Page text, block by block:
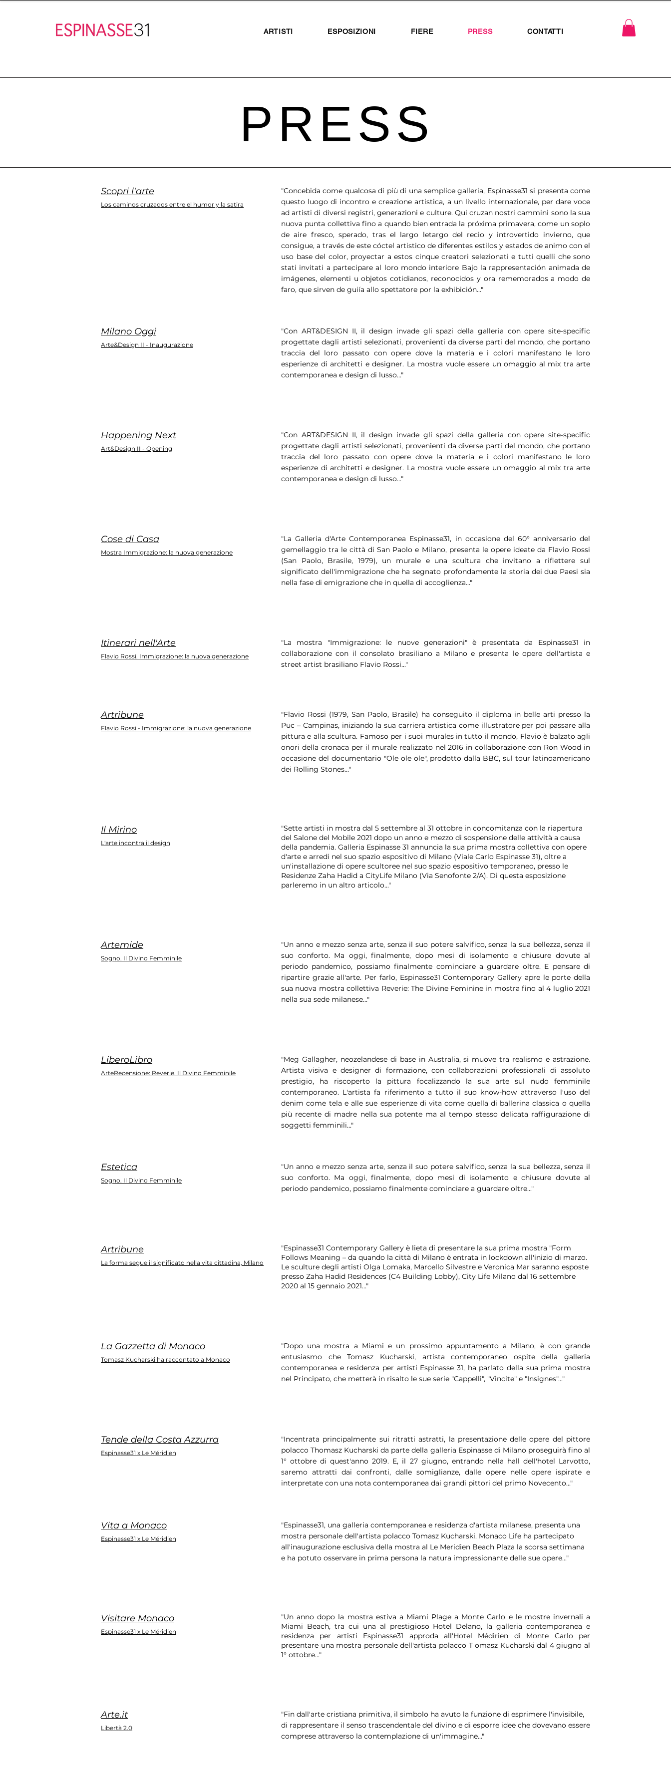
ARTISTI ESPOSIZIONI FIERE PRESS CONTATTI
PRESS
Scopri l'arte
Los caminos cruzados entre el humor y la satira
"Concebida come qualcosa di più di una semplice galleria, Espinasse31 si presenta come
questo luogo di incontro e creazione artistica, a un livello internazionale, per dare voce
ad artisti di diversi registri, generazioni e culture. Qui cruzan nostri cammini sono la sua
nuova punta collettiva fino a quando bien entrada la próxima primavera, come un soplo
de aire fresco, sperado, tras el largo letargo del recio y introvertido invierno, que
consigue, a través de este cóctel artistico de diferentes estilos y estados de animo con el
uso base del color, proyectar a estos cinque creatori selezionati e tutti quelli che sono
stati invitati a partecipare al loro mondo interiore Bajo la rappresentación animada de
imágenes, elementi u objetos cotidianos, reconocidos y ora rememorados a modo de
faro, que sirven de guiía allo spettatore por la exhibición..."
Milano Oggi
Arte&Design II - Inaugurazione
"Con ART&DESIGN II, il design invade gli spazi della galleria con opere site-specific
progettate dagli artisti selezionati, provenienti da diverse parti del mondo, che portano
traccia del loro passato con opere dove la materia e i colori manifestano le loro
esperienze di architetti e designer. La mostra vuole essere un omaggio al mix tra arte
contemporanea e design di lusso..."
Happening Next
Art&Design II - Opening
"Con ART&DESIGN II, il design invade gli spazi della galleria con opere site-specific
progettate dagli artisti selezionati, provenienti da diverse parti del mondo, che portano
traccia del loro passato con opere dove la materia e i colori manifestano le loro
esperienze di architetti e designer. La mostra vuole essere un omaggio al mix tra arte
contemporanea e design di lusso..."
Cose di Casa
Mostra Immigrazione: la nuova generazione
"La Galleria d'Arte Contemporanea Espinasse31, in occasione del 60° anniversario del
gemellaggio tra le città di San Paolo e Milano, presenta le opere ideate da Flavio Rossi
(San Paolo, Brasile, 1979), un murale e una scultura che invitano a riflettere sul
significato dell'immigrazione che ha segnato profondamente la storia dei due Paesi sia
nella fase di emigrazione che in quella di accoglienza..."
Itinerari nell'Arte
Flavio Rossi. Immigrazione: la nuova generazione
"La mostra "Immigrazione: le nuove generazioni" è presentata da Espinasse31 in
collaborazione con il consolato brasiliano a Milano e presenta le opere dell'artista e
street artist brasiliano Flavio Rossi..."
Artribune
Flavio Rossi - Immigrazione: la nuova generazione
"Flavio Rossi (1979, San Paolo, Brasile) ha conseguito il diploma in belle arti presso la
Puc – Campinas, iniziando la sua carriera artistica come illustratore per poi passare alla
pittura e alla scultura. Famoso per i suoi murales in tutto il mondo, Flavio è balzato agli
onori della cronaca per il murale realizzato nel 2016 in collaborazione con Ron Wood in
occasione del documentario "Ole ole ole", prodotto dalla BBC, sul tour latinoamericano
dei Rolling Stones..."
Il Mirino
L'arte incontra il design
"Sette artisti in mostra dal 5 settembre al 31 ottobre in concomitanza con la riapertura
del Salone del Mobile 2021 dopo un anno e mezzo di sospensione delle attività a causa
della pandemia. Galleria Espinasse 31 annuncia la sua prima mostra collettiva con opere
d'arte e arredi nel suo spazio espositivo di Milano (Viale Carlo Espinasse 31), oltre a
un'installazione di opere scultoree nel suo spazio espositivo temporaneo, presso le
Residenze Zaha Hadid a CityLife Milano (Via Senofonte 2/A). Di questa esposizione
parleremo in un altro articolo..."
Artemide
Sogno. Il Divino Femminile
"Un anno e mezzo senza arte, senza il suo potere salvifico, senza la sua bellezza, senza il
suo conforto. Ma oggi, finalmente, dopo mesi di isolamento e chiusure dovute al
periodo pandemico, possiamo finalmente cominciare a guardare oltre. E pensare di
ripartire grazie all'arte. Per farlo, Espinasse31 Contemporary Gallery apre le porte della
sua nuova mostra collettiva Reverie: The Divine Feminine in mostra fino al 4 luglio 2021
nella sua sede milanese..."
LiberoLibro
ArteRecensione: Reverie. Il Divino Femminile
"Meg Gallagher, neozelandese di base in Australia, si muove tra realismo e astrazione.
Artista visiva e designer di formazione, con collaborazioni professionali di assoluto
prestigio, ha riscoperto la pittura focalizzando la sua arte sul nudo femminile
contemporaneo. L'artista fa riferimento a tutto il suo know-how attraverso l'uso del
denim come tela e alle sue esperienze di vita come quella di ballerina classica o quella
più recente di madre nella sua potente ma al tempo stesso delicata raffigurazione di
soggetti femminili..."
Estetica
Sogno. Il Divino Femminile
"Un anno e mezzo senza arte, senza il suo potere salvifico, senza la sua bellezza, senza il
suo conforto. Ma oggi, finalmente, dopo mesi di isolamento e chiusure dovute al
periodo pandemico, possiamo finalmente cominciare a guardare oltre..."
Artribune
La forma segue il significato nella vita cittadina, Milano
"Espinasse31 Contemporary Gallery è lieta di presentare la sua prima mostra "Form
Follows Meaning – da quando la città di Milano è entrata in lockdown all'inizio di marzo.
Le sculture degli artisti Olga Lomaka, Marcello Silvestre e Veronica Mar saranno esposte
presso Zaha Hadid Residences (C4 Building Lobby), City Life Milano dal 16 settembre
2020 al 15 gennaio 2021..."
La Gazzetta di Monaco
Tomasz Kucharski ha raccontato a Monaco
"Dopo una mostra a Miami e un prossimo appuntamento a Milano, è con grande
entusiasmo che Tomasz Kucharski, artista contemporaneo ospite della galleria
contemporanea e residenza per artisti Espinasse 31, ha parlato della sua prima mostra
nel Principato, che metterà in risalto le sue serie "Cappelli", "Vincite" e "Insignes"..."
Tende della Costa Azzurra
Espinasse31 x Le Méridien
"Incentrata principalmente sui ritratti astratti, la presentazione delle opere del pittore
polacco Thomasz Kucharski da parte della galleria Espinasse di Milano proseguirà fino al
1° ottobre di quest'anno 2019. E, il 27 giugno, entrando nella hall dell'hotel Larvotto,
saremo attratti dai confronti, dalle somiglianze, dalle opere nelle opere ispirate e
interpretate con una nota contemporanea dai grandi pittori del primo Novecento..."
Vita a Monaco
Espinasse31 x Le Méridien
"Espinasse31, una galleria contemporanea e residenza d'artista milanese, presenta una
mostra personale dell'artista polacco Tomasz Kucharski. Monaco Life ha partecipato
all'inaugurazione esclusiva della mostra al Le Meridien Beach Plaza la scorsa settimana
e ha potuto osservare in prima persona la natura impressionante delle sue opere..."
Visitare Monaco
Espinasse31 x Le Méridien
"Un anno dopo la mostra estiva a Miami Plage a Monte Carlo e le mostre invernali a
Miami Beach, tra cui una al prestigioso Hotel Delano, la galleria contemporanea e
residenza per artisti Espinasse31 approda all'Hotel Médirien di Monte Carlo per
presentare una mostra personale dell'artista polacco T omasz Kucharski dal 4 giugno al
1° ottobre..."
Arte.it
Libertà 2.0
"Fin dall'arte cristiana primitiva, il simbolo ha avuto la funzione di esprimere l'invisibile,
di rappresentare il senso trascendentale del divino e di esporre idee che dovevano essere
comprese attraverso la contemplazione di un'immagine..."